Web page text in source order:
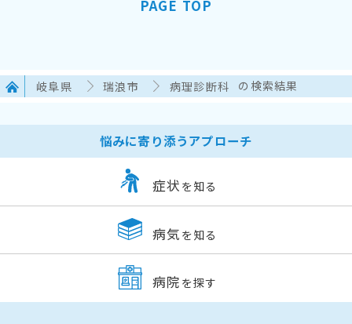
PAGE TOP
岐阜県 瑞浪市 病理診断科 の検索結果
悩みに寄り添うアプローチ
症状 を知る
病気 を知る
病院 を探す